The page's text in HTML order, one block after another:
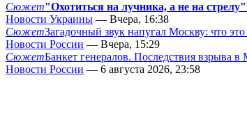
Сюжет"Охотиться на лучника, а не на
Новости Украины — Вчера, 16:38
СюжетЗагадочный звук напугал Москву: что
Новости России — Вчера, 15:29
СюжетБанкет генералов. Последствия взрыва в
Новости России — 6 августа 2026, 23:58